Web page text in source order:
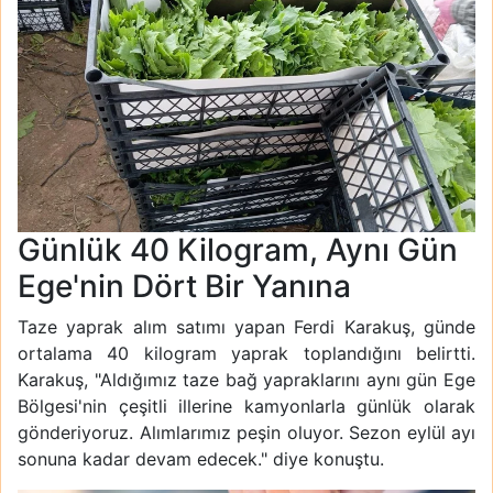
Günlük 40 Kilogram, Aynı Gün
Ege'nin Dört Bir Yanına
Taze yaprak alım satımı yapan Ferdi Karakuş, günde
ortalama 40 kilogram yaprak toplandığını belirtti.
Karakuş, "Aldığımız taze bağ yapraklarını aynı gün Ege
Bölgesi'nin çeşitli illerine kamyonlarla günlük olarak
gönderiyoruz. Alımlarımız peşin oluyor. Sezon eylül ayı
sonuna kadar devam edecek." diye konuştu.